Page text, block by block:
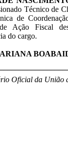
Técnico de
de
Ação Fiscal
do cargo.
Oficial da União